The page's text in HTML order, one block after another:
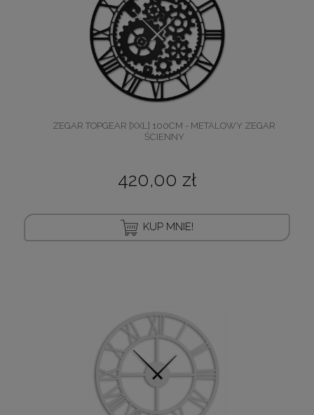
ZEGAR TOPGEAR [XXL] 100CM - METALOWY ZEGAR
ŚCIENNY
420,00 zł
KUP MNIE!